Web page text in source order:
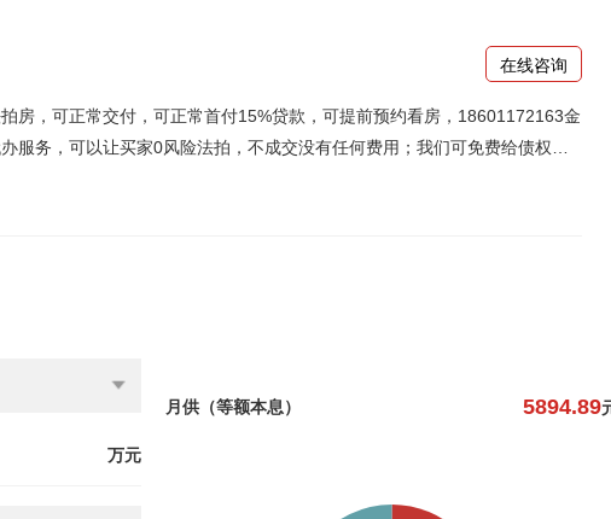
在线咨询
房，可正常交付，可正常首付15%贷款，可提前预约看房，18601172163金
服务，可以让买家0风险法拍，不成交没有任何费用；我们可免费给债权
万元
月供（等额本息） 5894.89